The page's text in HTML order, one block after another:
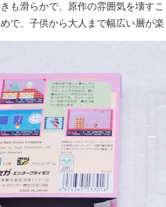
も滑らかで、原作の雰囲気を壊すこ
で、子供から大人まで幅広い層が